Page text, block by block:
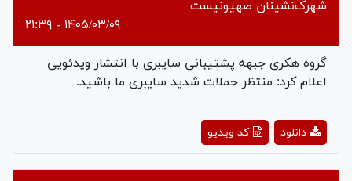
شهرک‌نشینان صهیونیست
۱۴۰۵/۰۳/۰۹ - ۲۱:۳۹
گروه هکری جبهه پشتیبانی سایبری با انتشار ویدئویی
اعلام کرد: منتظر حملات شدید سایبری ما باشید.
Play
Video
کد ویدیو دانلود